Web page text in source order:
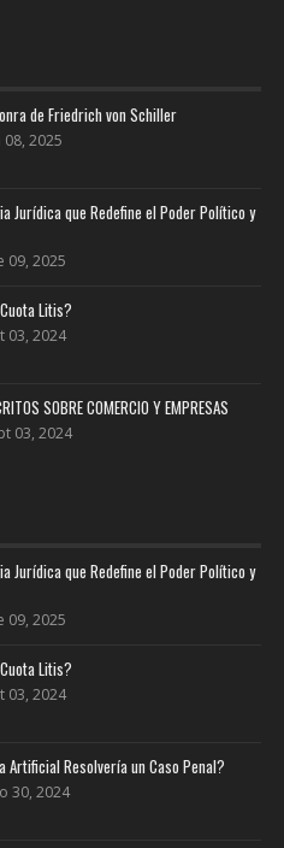
de Friedrich von Schiller
08, 2025
Jurídica que Redefine el Poder Político y
09, 2025
Litis?
03, 2024
SOBRE COMERCIO Y EMPRESAS
03, 2024
Jurídica que Redefine el Poder Político y
09, 2025
Litis?
03, 2024
Artificial Resolvería un Caso Penal?
30, 2024